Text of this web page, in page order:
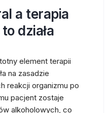
a terapia
działa
element terapii
na zasadzie
reakcji organizmu po
pacjent zostaje
alkoholowych, co